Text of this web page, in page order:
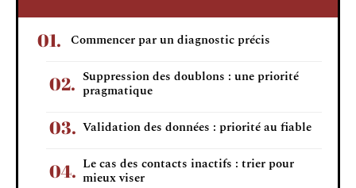
Commencer par un diagnostic précis
Suppression des doublons : une priorité
pragmatique
Validation des données : priorité au fiable
Le cas des contacts inactifs : trier pour
mieux viser